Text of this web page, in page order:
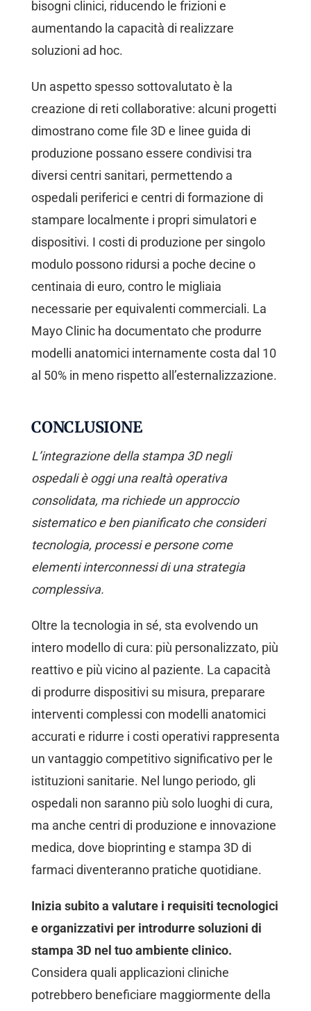
bisogni clinici, riducendo le frizioni e
aumentando la capacità di realizzare
soluzioni ad hoc.
Un aspetto spesso sottovalutato è la
creazione di reti collaborative: alcuni progetti
dimostrano come file 3D e linee guida di
produzione possano essere condivisi tra
diversi centri sanitari, permettendo a
ospedali periferici e centri di formazione di
stampare localmente i propri simulatori e
dispositivi. I costi di produzione per singolo
modulo possono ridursi a poche decine o
centinaia di euro, contro le migliaia
necessarie per equivalenti commerciali. La
Mayo Clinic ha documentato che produrre
modelli anatomici internamente costa dal 10
al 50% in meno rispetto all’esternalizzazione.
CONCLUSIONE
L’integrazione della stampa 3D negli
ospedali è oggi una realtà operativa
consolidata, ma richiede un approccio
sistematico e ben pianificato che consideri
tecnologia, processi e persone come
elementi interconnessi di una strategia
complessiva.
Oltre la tecnologia in sé, sta evolvendo un
intero modello di cura: più personalizzato, più
reattivo e più vicino al paziente. La capacità
di produrre dispositivi su misura, preparare
interventi complessi con modelli anatomici
accurati e ridurre i costi operativi rappresenta
un vantaggio competitivo significativo per le
istituzioni sanitarie. Nel lungo periodo, gli
ospedali non saranno più solo luoghi di cura,
ma anche centri di produzione e innovazione
medica, dove bioprinting e stampa 3D di
farmaci diventeranno pratiche quotidiane.
Inizia subito a valutare i requisiti tecnologici
e organizzativi per introdurre soluzioni di
stampa 3D nel tuo ambiente clinico.
Considera quali applicazioni cliniche
potrebbero beneficiare maggiormente della